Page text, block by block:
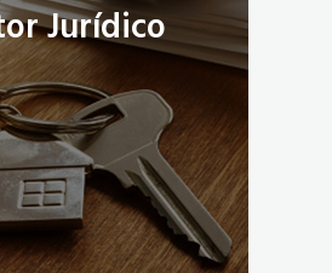
Jurídico